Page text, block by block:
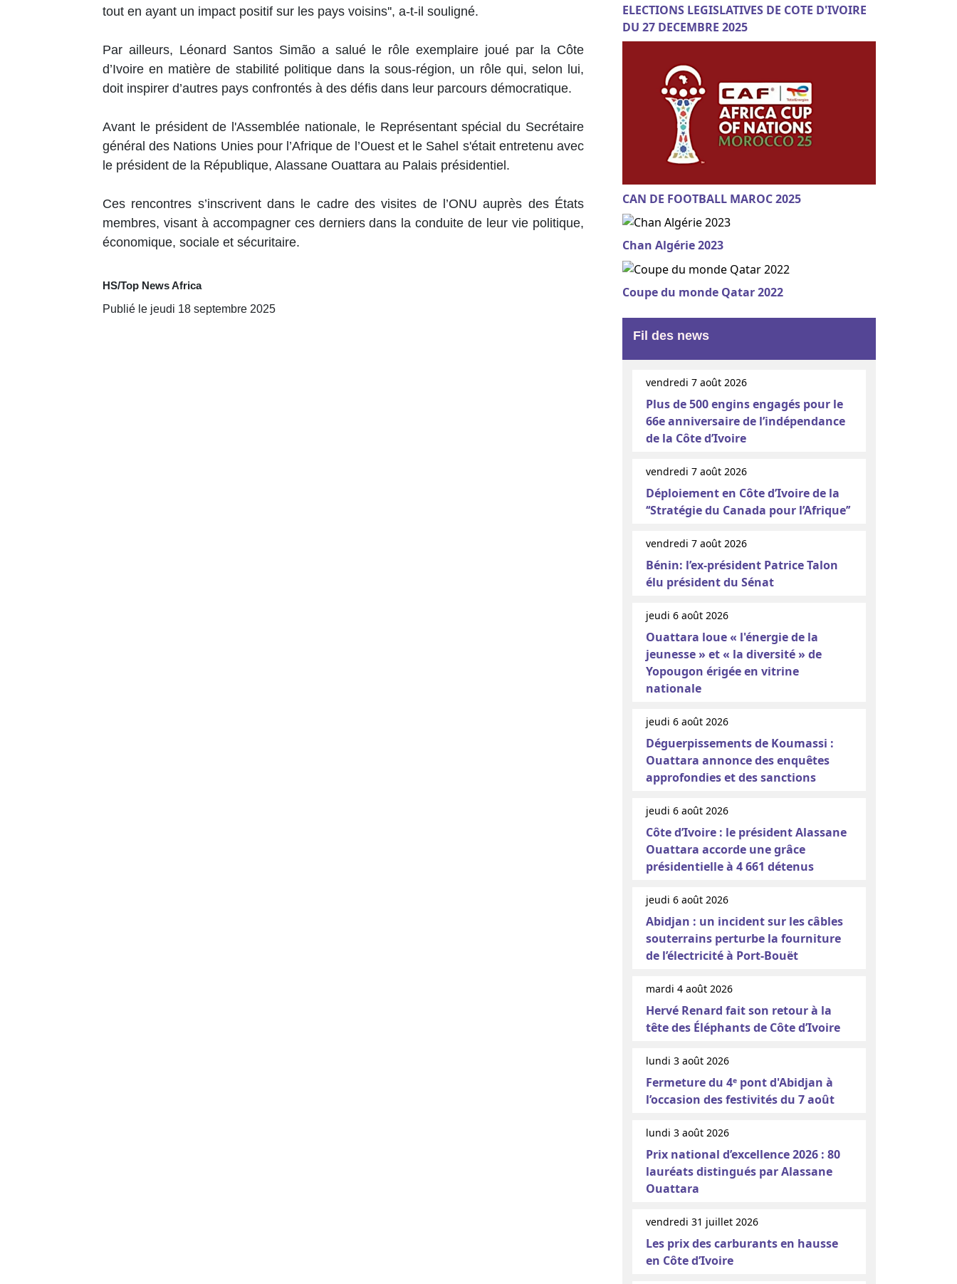
tout en ayant un impact positif sur les pays voisins'', a-t-il souligné.
Par ailleurs, Léonard Santos Simão a salué le rôle exemplaire joué par la Côte
d’Ivoire en matière de stabilité politique dans la sous-région, un rôle qui, selon lui,
doit inspirer d’autres pays confrontés à des défis dans leur parcours démocratique.
Avant le président de l'Assemblée nationale, le Représentant spécial du Secrétaire
général des Nations Unies pour l’Afrique de l’Ouest et le Sahel s'était entretenu avec
le président de la République, Alassane Ouattara au Palais présidentiel.
Ces rencontres s’inscrivent dans le cadre des visites de l’ONU auprès des États
membres, visant à accompagner ces derniers dans la conduite de leur vie politique,
économique, sociale et sécuritaire.
HS/Top News Africa
Publié le jeudi 18 septembre 2025
ELECTIONS LEGISLATIVES DE COTE D'IVOIRE
DU 27 DECEMBRE 2025
CAN DE FOOTBALL MAROC 2025
Chan Algérie 2023
Coupe du monde Qatar 2022
Fil des news
vendredi 7 août 2026
Plus de 500 engins engagés pour le
66e anniversaire de l’indépendance
de la Côte d’Ivoire
vendredi 7 août 2026
Déploiement en Côte d’Ivoire de la
‘‘Stratégie du Canada pour l’Afrique’’
vendredi 7 août 2026
Bénin: l’ex-président Patrice Talon
élu président du Sénat
jeudi 6 août 2026
Ouattara loue « l'énergie de la
jeunesse » et « la diversité » de
Yopougon érigée en vitrine
nationale
jeudi 6 août 2026
Déguerpissements de Koumassi :
Ouattara annonce des enquêtes
approfondies et des sanctions
jeudi 6 août 2026
Côte d’Ivoire : le président Alassane
Ouattara accorde une grâce
présidentielle à 4 661 détenus
jeudi 6 août 2026
Abidjan : un incident sur les câbles
souterrains perturbe la fourniture
de l’électricité à Port-Bouët
mardi 4 août 2026
Hervé Renard fait son retour à la
tête des Éléphants de Côte d’Ivoire
lundi 3 août 2026
Fermeture du 4ᵉ pont d'Abidjan à
l’occasion des festivités du 7 août
lundi 3 août 2026
Prix national d’excellence 2026 : 80
lauréats distingués par Alassane
Ouattara
vendredi 31 juillet 2026
Les prix des carburants en hausse
en Côte d’Ivoire